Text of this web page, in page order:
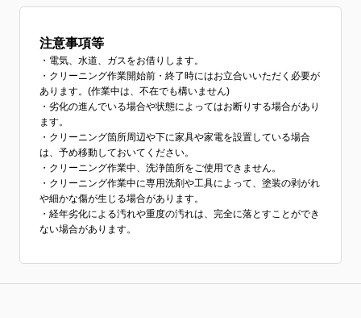
注意事項等
・電気、水道、ガスをお借りします。
・クリーニング作業開始前・終了時にはお立合いいただく必要が
あります。(作業中は、不在でも構いません)
・劣化の進んでいる場合や状態によってはお断りする場合があり
ます。
・クリーニング箇所周辺や下に家具や家電を設置している場合
は、予め移動しておいてください。
・クリーニング作業中、洗浄箇所をご使用できません。
・クリーニング作業中に専用洗剤や工具によって、塗装の剥がれ
や細かな傷が生じる場合があります。
・経年劣化による汚れや重度の汚れは、完全に落とすことができ
ない場合があります。